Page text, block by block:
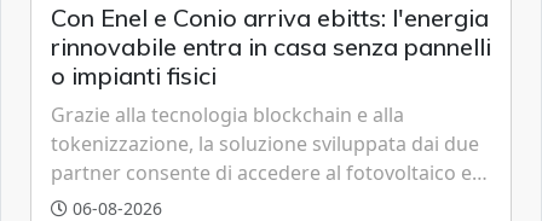
Con Enel e Conio arriva ebitts: l'energia
rinnovabile entra in casa senza pannelli
o impianti fisici
Grazie alla tecnologia blockchain e alla
tokenizzazione, la soluzione sviluppata dai due
partner consente di accedere al fotovoltaico e
all'eolico ottenendo risparmi diretti in bolletta,
06-08-2026